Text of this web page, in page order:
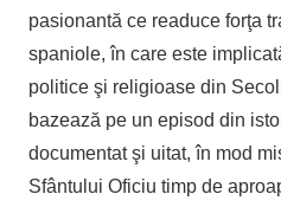
pasionantă ce readuce forţa
spaniole, în care este
politice şi religioase din
bazează pe un episod din
documentat şi uitat, în mod
Sfântului Oficiu timp de